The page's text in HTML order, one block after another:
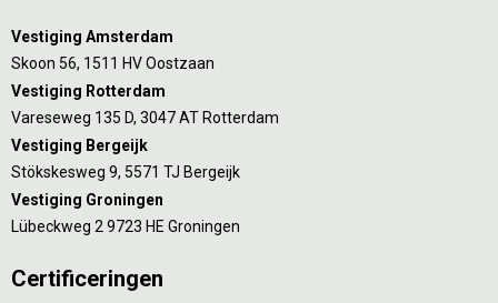
Vestiging Amsterdam
Skoon 56, 1511 HV Oostzaan
Vestiging Rotterdam
Vareseweg 135 D, 3047 AT Rotterdam
Vestiging Bergeijk
Stökskesweg 9, 5571 TJ Bergeijk
Vestiging Groningen
Lübeckweg 2 9723 HE Groningen
Certificeringen